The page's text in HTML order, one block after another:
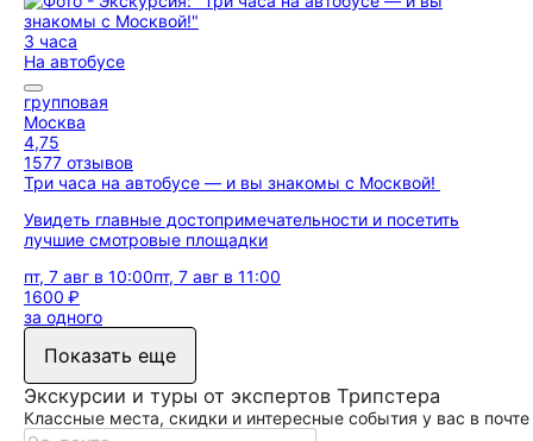
3 часа
На автобусе
групповая
Москва
4,75
1577 отзывов
Три часа на автобусе — и вы знакомы с Москвой!
Увидеть главные достопримечательности и посетить
лучшие смотровые площадки
пт, 7 авг в 10:00пт, 7 авг в 11:00
1600 ₽
за одного
Показать еще
Экскурсии и туры от экспертов Трипстера
Классные места, скидки и интересные события у вас в почте